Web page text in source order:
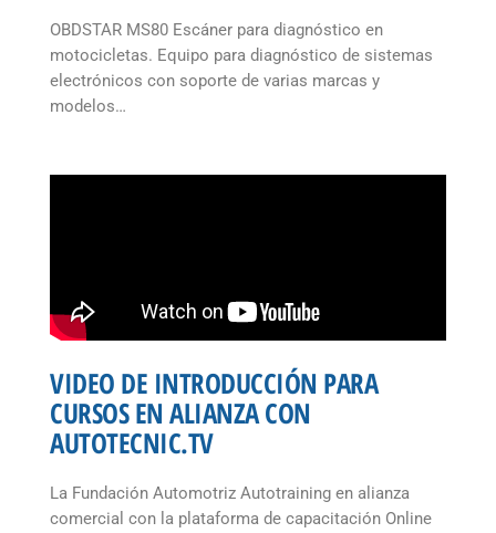
OBDSTAR MS80 Escáner para diagnóstico en
motocicletas. Equipo para diagnóstico de sistemas
electrónicos con soporte de varias marcas y
modelos…
VIDEO DE INTRODUCCIÓN PARA
CURSOS EN ALIANZA CON
AUTOTECNIC.TV
La Fundación Automotriz Autotraining en alianza
comercial con la plataforma de capacitación Online